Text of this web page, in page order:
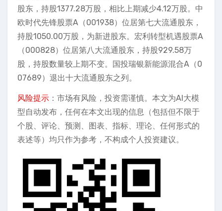
股东，持股1377.28万股，相比上期减少4.12万股。中
欧时代先锋股票A（001938）位居第七大流通股东，
持股1050.00万股，为新进股东。宏利转型机遇股票A
（000828）位居第八大流通股东，持股929.58万
股，持股数量较上期不变。国投瑞银新能源混合A（0
07689）退出十大流通股东之列。
风险提示 ：市场有风险，投资需谨慎。本文为AI大模
型自动发布，任何在本文出现的信息（包括但不限于
个股、评论、预测、图表、指标、理论、任何形式的
表述等）均只作为参考，不构成个人投资建议。